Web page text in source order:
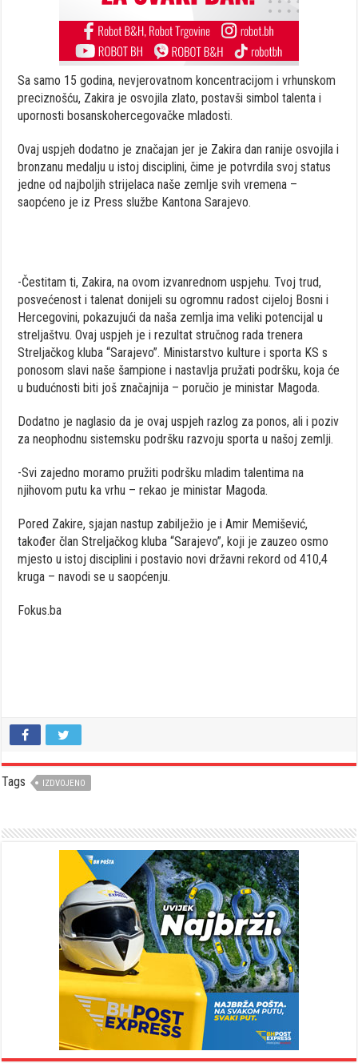
Sa samo 15 godina, nevjerovatnom koncentracijom i vrhunskom
preciznošću, Zakira je osvojila zlato, postavši simbol talenta i
upornosti bosanskohercegovačke mladosti.
Ovaj uspjeh dodatno je značajan jer je Zakira dan ranije osvojila i
bronzanu medalju u istoj disciplini, čime je potvrdila svoj status
jedne od najboljih strijelaca naše zemlje svih vremena –
saopćeno je iz Press službe Kantona Sarajevo.
-Čestitam ti, Zakira, na ovom izvanrednom uspjehu. Tvoj trud,
posvećenost i talenat donijeli su ogromnu radost cijeloj Bosni i
Hercegovini, pokazujući da naša zemlja ima veliki potencijal u
streljaštvu. Ovaj uspjeh je i rezultat stručnog rada trenera
Streljačkog kluba “Sarajevo”. Ministarstvo kulture i sporta KS s
ponosom slavi naše šampione i nastavlja pružati podršku, koja će
u budućnosti biti još značajnija – poručio je ministar Magoda.
Dodatno je naglasio da je ovaj uspjeh razlog za ponos, ali i poziv
za neophodnu sistemsku podršku razvoju sporta u našoj zemlji.
-Svi zajedno moramo pružiti podršku mladim talentima na
njihovom putu ka vrhu – rekao je ministar Magoda.
Pored Zakire, sjajan nastup zabilježio je i Amir Memišević,
također član Streljačkog kluba “Sarajevo”, koji je zauzeo osmo
mjesto u istoj disciplini i postavio novi državni rekord od 410,4
kruga – navodi se u saopćenju.
Fokus.ba
Tags IZDVOJENO